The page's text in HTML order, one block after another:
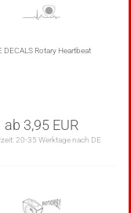
DECALS Rotary Heartbeat
ab 3,95 EUR
20-35 Werktage nach DE